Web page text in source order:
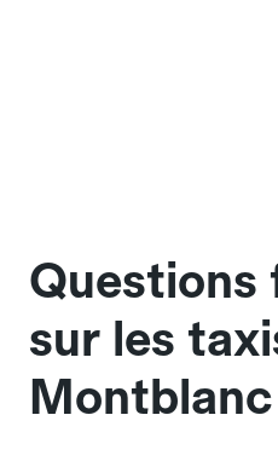
Questions
sur les
Montblanc